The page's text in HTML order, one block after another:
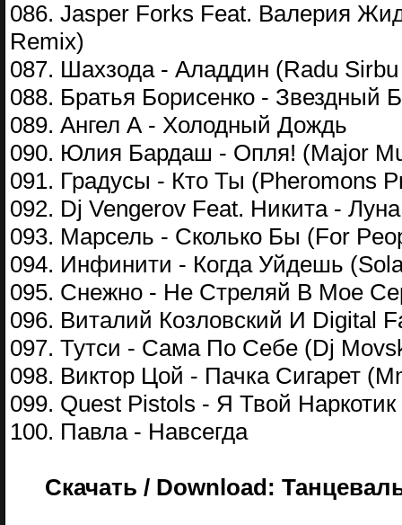
086. Jasper Forks Feat. Валерия
Remix)
087. Шахзода - Аладдин (Radu
088. Братья Борисенко - Звездный
089. Ангел А - Холодный Дождь
090. Юлия Бардаш - Опля! (Major
091. Градусы - Кто Ты (Pheromons
092. Dj Vengerov Feat. Никита -
093. Марсель - Сколько Бы (For
094. Инфинити - Когда Уйдешь
095. Снежно - Не Стреляй В Мое
096. Виталий Козловский И Digital
097. Тутси - Сама По Себе (Dj
098. Виктор Цой - Пачка Сигарет
099. Quest Pistols - Я Твой
100. Павла - Навсегда
Скачать / Download: